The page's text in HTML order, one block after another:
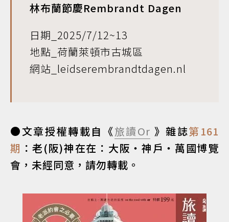
林布蘭節慶Rembrandt Dagen
日期_2025/7/12~13
地點_荷蘭萊頓市古城區
網站_leidserembrandtdagen.nl
●文章授權轉載自《旅讀Or 》雜誌第161
期 ：老(阪)神在在：大阪‧神戶‧萬國博覽
會，未經同意，請勿轉載。